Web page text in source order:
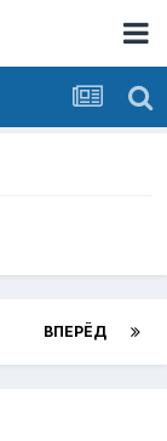
ВПЕРЁД